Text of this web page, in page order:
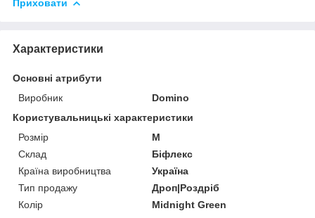
Приховати
Характеристики
Основні атрибути
Виробник
Domino
Користувальницькі характеристики
Розмір
M
Склад
Біфлекс
Країна виробництва
Україна
Тип продажу
Дроп|Роздріб
Колір
Midnight Green